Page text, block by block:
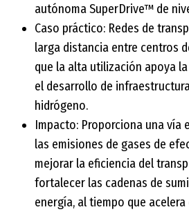
autónoma SuperDrive™ de
Caso práctico: Redes de
larga distancia entre centros
que la alta utilización apoya
el desarrollo de
hidrógeno.
Impacto: Proporciona una vía
las emisiones de gases de
mejorar la eficiencia del
fortalecer las cadenas de
energía, al tiempo que